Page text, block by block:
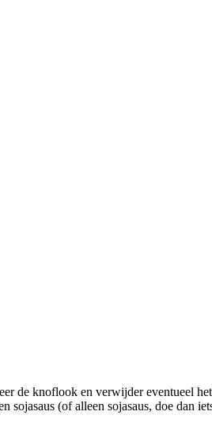
de knoflook en verwijder eventueel
sojasaus (of alleen sojasaus, doe dan